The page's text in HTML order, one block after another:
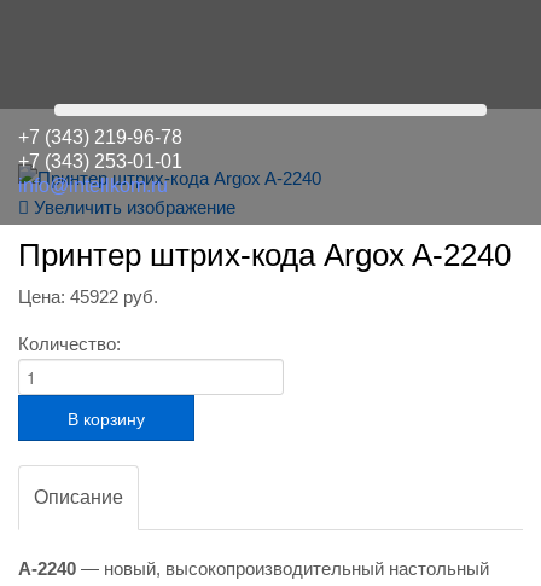
+7 (343) 219-96-78
+7 (343) 253-01-01
info@intellkom.ru
Увеличить изображение
Принтер штрих-кода Argox A-2240
Цена: 45922 руб.
Количество:
Описание
A-2240 — новый, высокопроизводительный настольный